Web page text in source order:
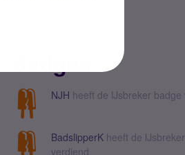
NJH heeft de IJsbreker badge
BadslipperK heeft de
verdiend